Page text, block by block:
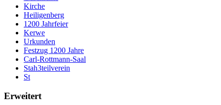
Kirche
Heiligenberg
1200 Jahrfeier
Kerwe
Urkunden
Festzug 1200 Jahre
Carl-Rottmann-Saal
Stah3teilverein
St
Erweitert